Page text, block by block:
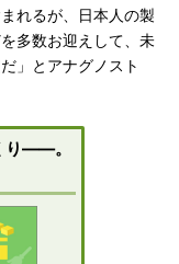
れるが、日本人の製
多数お迎えして、未
」とアナグノスト
り――。